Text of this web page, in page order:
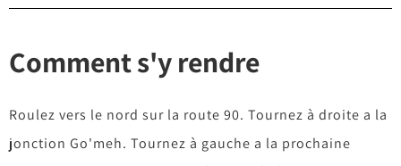
Comment s'y rendre
Roulez vers le nord sur la route 90. Tournez à droite a la
jonction Go'meh. Tournez à gauche a la prochaine